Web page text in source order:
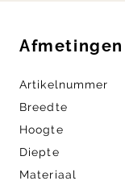
Afmetingen
Artikelnummer
Breedte
Hoogte
Diepte
Materiaal